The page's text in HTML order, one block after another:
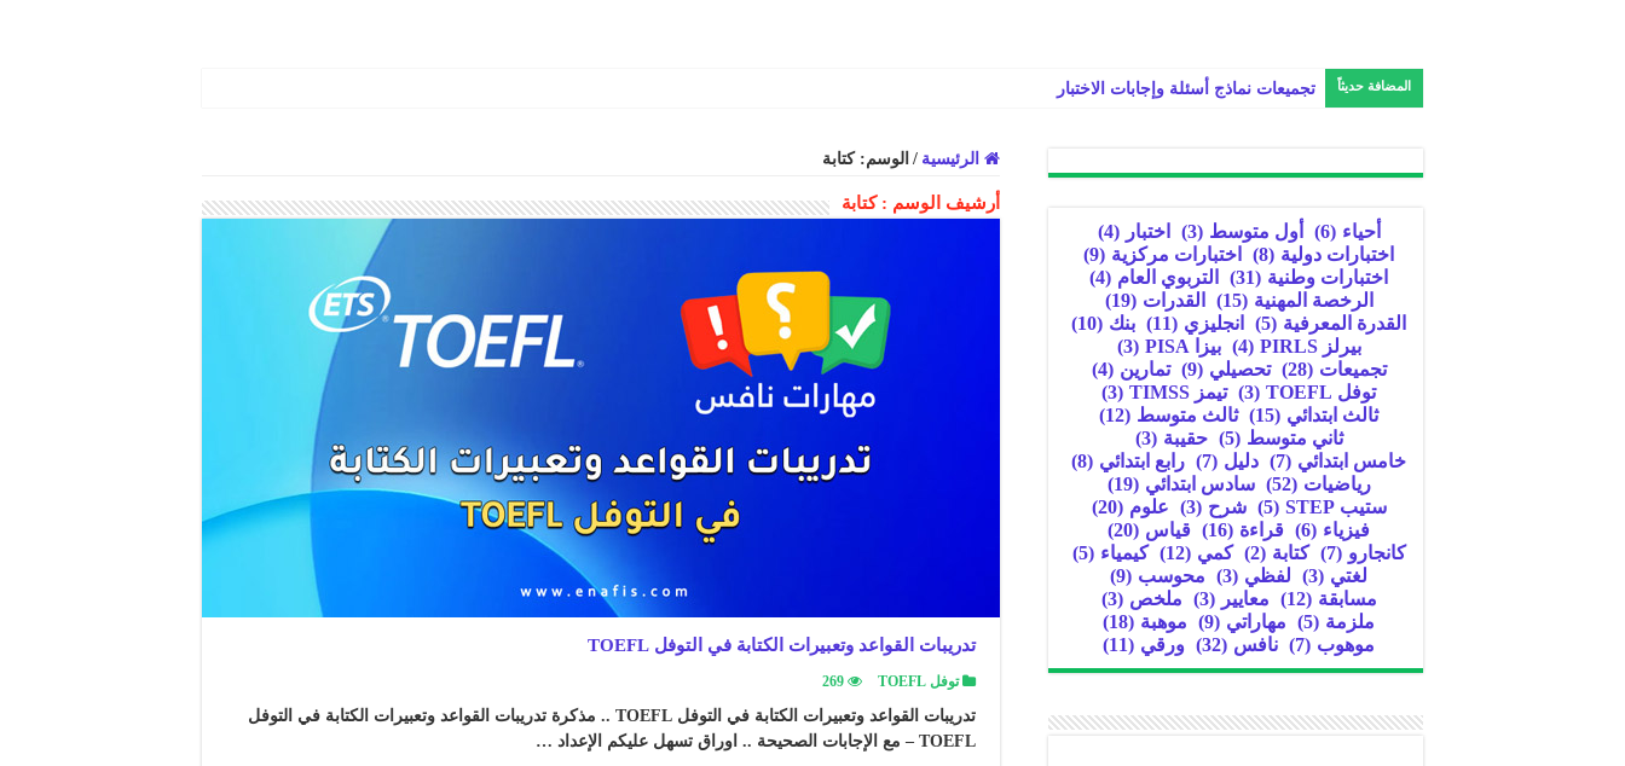
المضافة حديثاً تجميعات نماذج أسئلة وإجابات الاختبارات المركزية في الري
الرئيسية / الوسم:كتابة
أرشيف الوسم :كتابة
تدريبات القواعد وتعبيرات الكتابة في التوفل TOEFL
توفل TOEFL 269
تدريبات القواعد وتعبيرات الكتابة في التوفل TOEFL .. مذكرة تدريبات القواعد وتعبيرات الكتابة في التوفل
TOEFL – مع الإجابات الصحيحة .. اوراق تسهل عليكم الإعداد …
أحياء (6) أول متوسط (3) اختبار
(4)
اختبارات دولية (8) اختبارات مركزية (9)
اختبارات وطنية (31) التربوي العام (4)
الرخصة المهنية (15) القدرات (19)
القدرة المعرفية (5) انجليزي (11) بنك (10)
بيرلز PIRLS
(4) بيزا PISA
(3)
تجميعات (28) تحصيلي (9) تمارين (4)
توفل TOEFL
(3) تيمز TIMSS
(3)
ثالث ابتدائي (15) ثالث متوسط (12)
ثاني متوسط (5) حقيبة (3)
خامس ابتدائي (7) دليل (7) رابع ابتدائي (8)
رياضيات (52) سادس ابتدائي (19)
ستيب STEP
(5) شرح (3) علوم (20)
فيزياء (6) قراءة (16) قياس (20)
كانجارو (7) كتابة (2) كمي (12) كيمياء (5)
لغتي (3) لفظي (3) محوسب (9)
مسابقة (12) معايير (3) ملخص (3)
ملزمة (5) مهاراتي (9) موهبة (18)
موهوب (7) نافس (32) ورقي (11)